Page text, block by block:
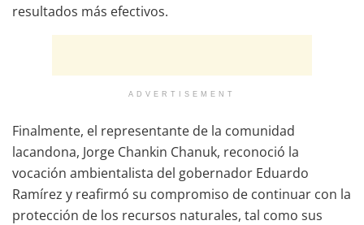
resultados más efectivos.
ADVERTISEMENT
Finalmente, el representante de la comunidad
lacandona, Jorge Chankin Chanuk, reconoció la
vocación ambientalista del gobernador Eduardo
Ramírez y reafirmó su compromiso de continuar con la
protección de los recursos naturales, tal como sus